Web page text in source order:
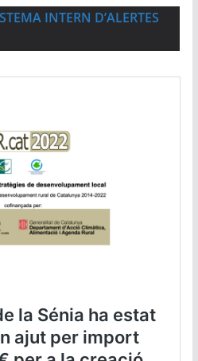
INTERN D’ALERTES